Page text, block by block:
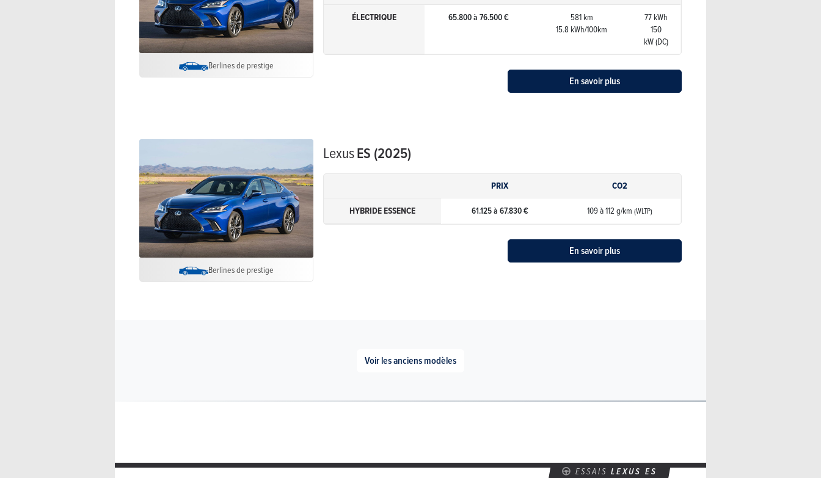
Berlines de prestige
ÉLECTRIQUE
65.800 à 76.500 €
581 km
15.8 kWh/100km
77 kWh
150
kW (DC)
En savoir plus
Berlines de prestige
LexusES (2025)
PRIX
CO2
HYBRIDE ESSENCE
61.125 à 67.830 € 109 à 112 g/km(WLTP)
En savoir plus
Voir les anciens modèles
ESSAIS LEXUS ES